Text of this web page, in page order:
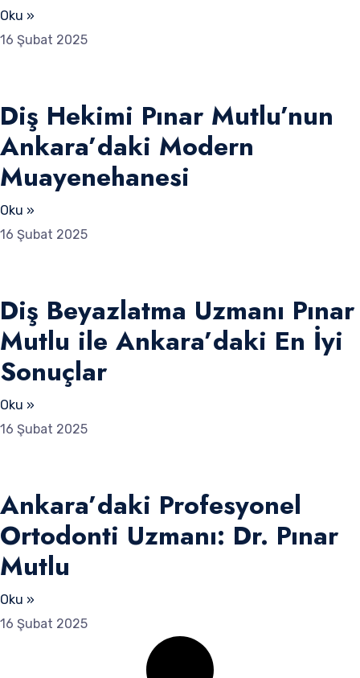
Oku »
16 Şubat 2025
Diş Hekimi Pınar Mutlu’nun
Ankara’daki Modern
Muayenehanesi
Oku »
16 Şubat 2025
Diş Beyazlatma Uzmanı Pınar
Mutlu ile Ankara’daki En İyi
Sonuçlar
Oku »
16 Şubat 2025
Ankara’daki Profesyonel
Ortodonti Uzmanı: Dr. Pınar
Mutlu
Oku »
16 Şubat 2025